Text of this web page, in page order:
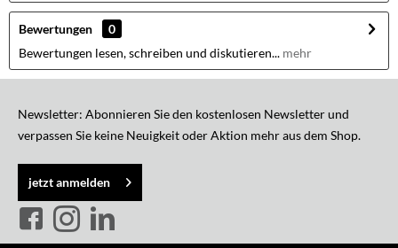
Bewertungen
0
Bewertungen lesen, schreiben und diskutieren... mehr
Newsletter: Abonnieren Sie den kostenlosen Newsletter und
verpassen Sie keine Neuigkeit oder Aktion mehr aus dem Shop.
jetzt anmelden